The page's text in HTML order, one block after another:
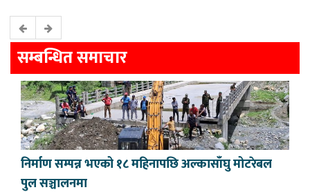
सम्बन्धित समाचार
निर्माण सम्पन्न भएको १८ महिनापछि अल्कासाँघु मोटरेबल
पुल सञ्चालनमा